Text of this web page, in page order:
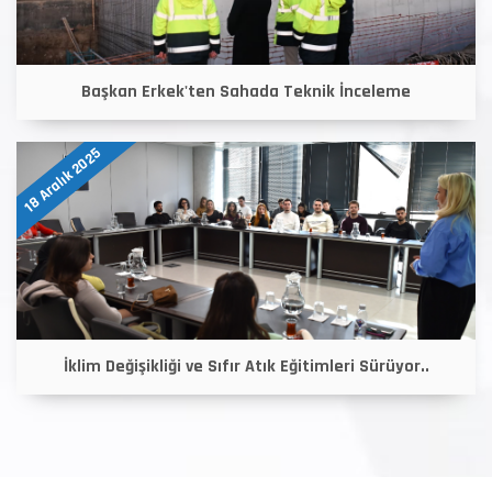
Başkan Erkek'ten Sahada Teknik İnceleme
18 Aralık 2025
İklim Değişikliği ve Sıfır Atık Eğitimleri Sürüyor..